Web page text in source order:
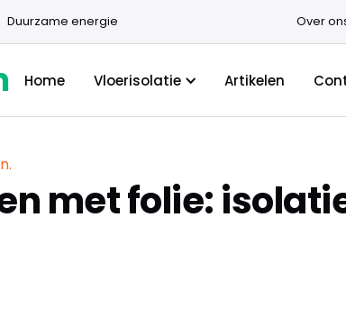
Duurzame energie Over
Home Vloerisolatie Artikelen
met folie: